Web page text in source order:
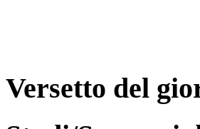
Versetto del